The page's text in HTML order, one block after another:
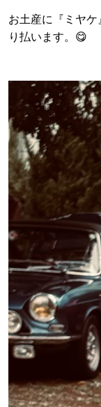
お土産に『ミヤ
り払います。😋